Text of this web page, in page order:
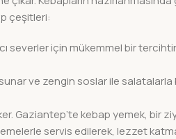
çeşitleri:
severler için mükemmel bir
ve zengin soslar ile salatalarla
Gaziantep’te kebap yemek, bir
servis edilerek, lezzet